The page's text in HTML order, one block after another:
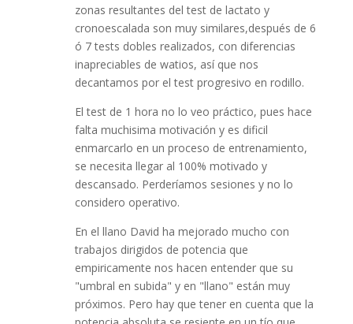
zonas resultantes del test de lactato y
cronoescalada son muy similares,después de 6
ó 7 tests dobles realizados, con diferencias
inapreciables de watios, así que nos
decantamos por el test progresivo en rodillo.
El test de 1 hora no lo veo práctico, pues hace
falta muchisima motivación y es dificil
enmarcarlo en un proceso de entrenamiento,
se necesita llegar al 100% motivado y
descansado. Perderíamos sesiones y no lo
considero operativo.
En el llano David ha mejorado mucho con
trabajos dirigidos de potencia que
empiricamente nos hacen entender que su
"umbral en subida" y en "llano" están muy
próximos. Pero hay que tener en cuenta que la